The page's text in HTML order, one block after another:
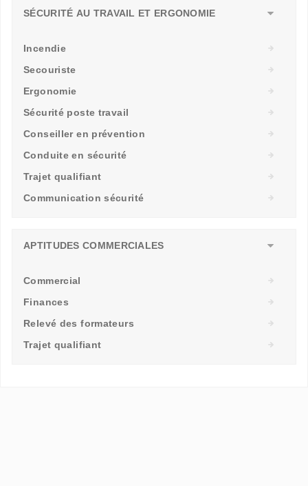
SÉCURITÉ AU TRAVAIL ET ERGONOMIE
Incendie
Secouriste
Ergonomie
Sécurité poste travail
Conseiller en prévention
Conduite en sécurité
Trajet qualifiant
Communication sécurité
APTITUDES COMMERCIALES
Commercial
Finances
Relevé des formateurs
Trajet qualifiant